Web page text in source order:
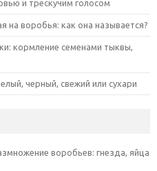
и трескучим голосом
воробья: как она называется?
кормление семенами тыквы,
черный, свежий или сухари
воробьев: гнезда, яйца